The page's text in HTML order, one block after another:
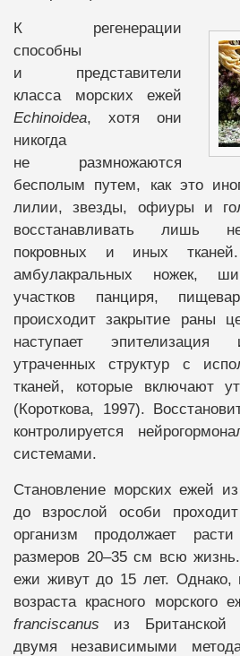
К регенерации
способны
и представители
класса морских ежей
Echinoidea, хотя они
никогда
не размножаются
бесполым путем, как это
лилии, звезды, офиуры и
восстанавливать лишь
покровных и иных
амбулакральных ножек,
участков панциря,
происходит закрытие раны
наступает эпителизация
утраченных структур с
тканей, которые включают
(Короткова, 1997).
контролируется
системами.
Становление морских ежей
до взрослой особи
организм продолжает
размеров 20–35 см всю
ежи живут до 15 лет. Однако,
возраста красного морского
franciscanus из Британской
двумя независимыми